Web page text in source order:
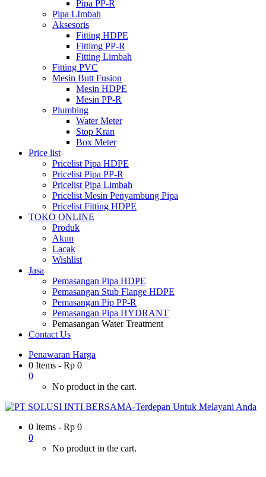
Pipa PP-R
Pipa LImbah
Aksesoris
Fitting HDPE
Fittimg PP-R
Fitting Limbah
Fitting PVC
Mesin Butt Fusion
Mesin HDPE
Mesin PP-R
Plumbing
Water Meter
Stop Kran
Box Meter
Price list
Pricelist Pipa HDPE
Pricelist Pipa PP-R
Pricelist Pipa Limbah
Pricelist Mesin Penyambung Pipa
Pricelist Fitting HDPE
TOKO ONLINE
Produk
Akun
Lacak
Wishlist
Jasa
Pemasangan Pipa HDPE
Pemasangan Stub Flange HDPE
Pemasangan Pip PP-R
Pemasangan Pipa HYDRANT
Pemasangan Water Treatment
Contact Us
Penawaran Harga
0 Items - Rp 0
0
No product in the cart.
0 Items - Rp 0
0
No product in the cart.